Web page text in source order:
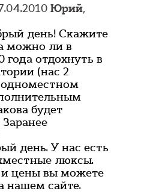
Юрий,
день! Скажите
можно ли в
года отдохнуть в
(нас 2
одноместном
будет
день. У нас есть
люксы.
цены вы можете
нашем сайте.